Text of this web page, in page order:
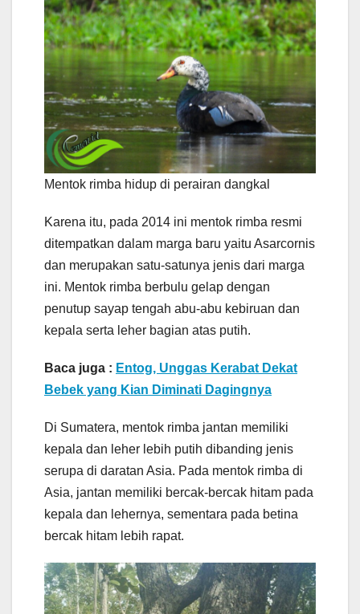
Mentok rimba hidup di perairan dangkal
Karena itu, pada 2014 ini mentok rimba resmi
ditempatkan dalam marga baru yaitu Asarcornis
dan merupakan satu-satunya jenis dari marga
ini. Mentok rimba berbulu gelap dengan
penutup sayap tengah abu-abu kebiruan dan
kepala serta leher bagian atas putih.
Baca juga : Entog, Unggas Kerabat Dekat
Bebek yang Kian Diminati Dagingnya
Di Sumatera, mentok rimba jantan memiliki
kepala dan leher lebih putih dibanding jenis
serupa di daratan Asia. Pada mentok rimba di
Asia, jantan memiliki bercak-bercak hitam pada
kepala dan lehernya, sementara pada betina
bercak hitam lebih rapat.